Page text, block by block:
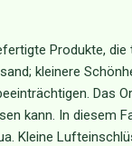
Produkte,
kleinere
Das
kann. In diesem
Kleine